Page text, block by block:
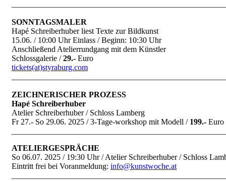
SONNTAGSMALER
Hapé Schreiberhuber liest Texte zur Bildkunst
15.06. / 10:00 Uhr Einlass / Beginn: 10:30 Uhr
Anschließend Atelierrundgang mit dem Künstler
Schlossgalerie /29.- Euro
tickets(at)styraburg.com
ZEICHNERISCHER PROZESS
Hapé Schreiberhuber
Atelier Schreiberhuber / Schloss Lamberg
Fr 27.- So 29.06. 2025 / 3-Tage-workshop mit Modell /199.-
ATELIERGESPRÄCHE
So 06.07. 2025 / 19:30 Uhr / Atelier Schreiberhuber / Schloss
Eintritt frei bei Voranmeldung: info@kunstwoche.at